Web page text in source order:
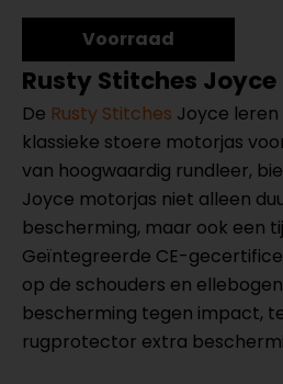
Voorraad
Rusty Stitches
De Rusty Stitches Joyce
klassieke stoere motorjas
van hoogwaardig rundleer,
Joyce motorjas niet alleen
bescherming, maar ook een
Geïntegreerde CE-
op de schouders en
bescherming tegen impact,
rugprotector extra